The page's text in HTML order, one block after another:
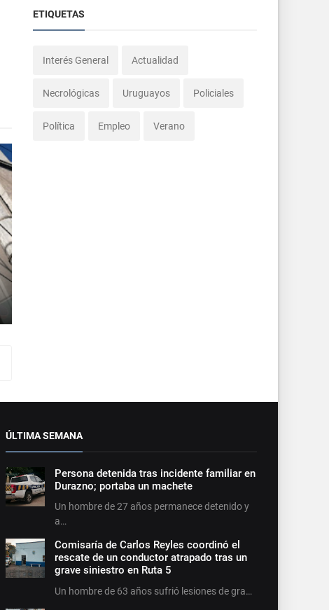
ETIQUETAS
Interés General Actualidad
Necrológicas Uruguayos Policiales
Política Empleo Verano
ÚLTIMA SEMANA
Persona detenida tras incidente familiar en
Durazno; portaba un machete
Un hombre de 27 años permanece detenido y
a…
Comisaría de Carlos Reyles coordinó el
rescate de un conductor atrapado tras un
grave siniestro en Ruta 5
Un hombre de 63 años sufrió lesiones de gra…